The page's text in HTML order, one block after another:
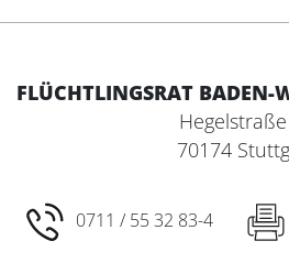
FLÜCHTLINGSRAT BADEN-
Hegelstraße
70174
0711 / 55 32 83-4